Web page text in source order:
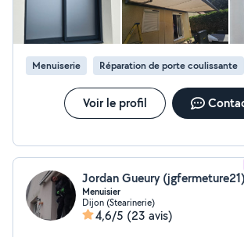
Menuiserie Réparation de porte coulissante
Voir le profil
Jordan Gueury (jgfermeture21)
Menuisier
Dijon (Stearinerie)
4,6/5 (23 avis)